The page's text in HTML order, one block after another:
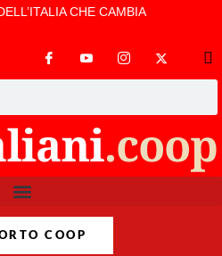
CHE CAMBIA
COOP